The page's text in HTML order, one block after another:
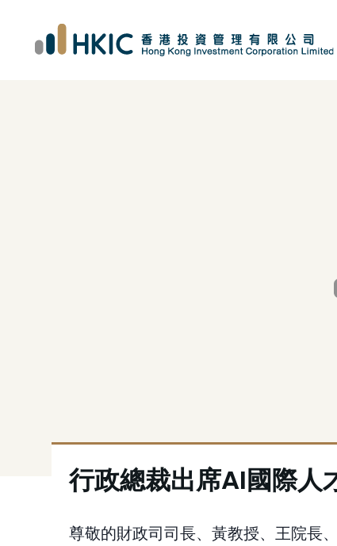
行政總裁出席AI國際
尊敬的財政司司長、黃教授、王院長